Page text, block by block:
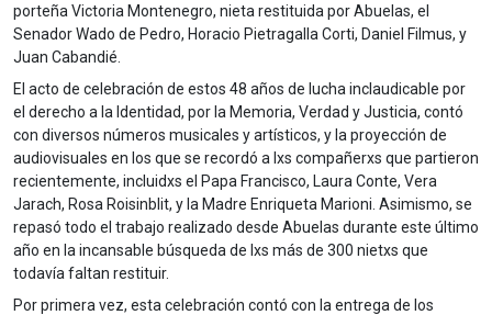
porteña Victoria Montenegro, nieta restituida por Abuelas, el
Senador Wado de Pedro, Horacio Pietragalla Corti, Daniel Filmus, y
Juan Cabandié.
El acto de celebración de estos 48 años de lucha inclaudicable por
el derecho a la Identidad, por la Memoria, Verdad y Justicia, contó
con diversos números musicales y artísticos, y la proyección de
audiovisuales en los que se recordó a lxs compañerxs que partieron
recientemente, incluidxs el Papa Francisco, Laura Conte, Vera
Jarach, Rosa Roisinblit, y la Madre Enriqueta Marioni. Asimismo, se
repasó todo el trabajo realizado desde Abuelas durante este último
año en la incansable búsqueda de lxs más de 300 nietxs que
todavía faltan restituir.
Por primera vez, esta celebración contó con la entrega de los